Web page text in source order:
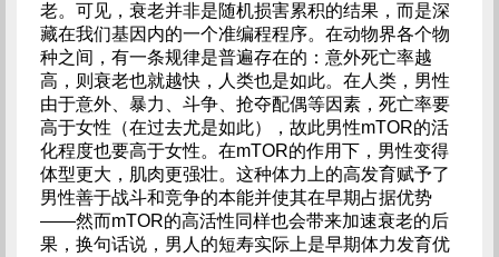
老。可见，衰老并非是随机损害累积的结果，而是深
藏在我们基因内的一个准编程程序。在动物界各个物
种之间，有一条规律是普遍存在的：意外死亡率越
高，则衰老也就越快，人类也是如此。在人类，男性
由于意外、暴力、斗争、抢夺配偶等因素，死亡率要
高于女性（在过去尤是如此），故此男性mTOR的活
化程度也要高于女性。在mTOR的作用下，男性变得
体型更大，肌肉更强壮。这种体力上的高发育赋予了
男性善于战斗和竞争的本能并使其在早期占据优势
——然而mTOR的高活性同样也会带来加速衰老的后
果，换句话说，男人的短寿实际上是早期体力发育优